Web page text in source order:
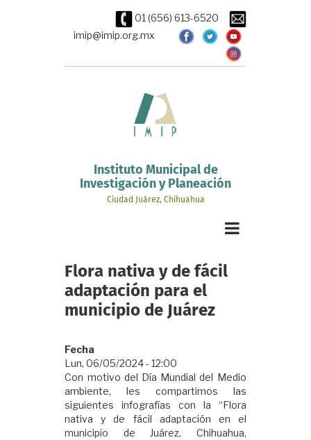
01 (656) 613-6520
imip@imip.org.mx
Instituto Municipal de
Investigación y Planeación
Ciudad Juárez, Chihuahua
Flora nativa y de fácil
adaptación para el
municipio de Juárez
Fecha
Lun, 06/05/2024 - 12:00
Con motivo del Día Mundial del Medio
ambiente, les compartimos las
siguientes infografías con la “Flora
nativa y de fácil adaptación en el
municipio de Juárez, Chihuahua,